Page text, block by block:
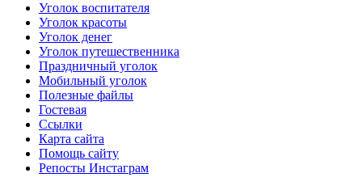
Уголок воспитателя
Уголок красоты
Уголок денег
Уголок путешественника
Праздничный уголок
Мобильный уголок
Полезные файлы
Гостевая
Ссылки
Карта сайта
Помощь сайту
Репосты Инстаграм